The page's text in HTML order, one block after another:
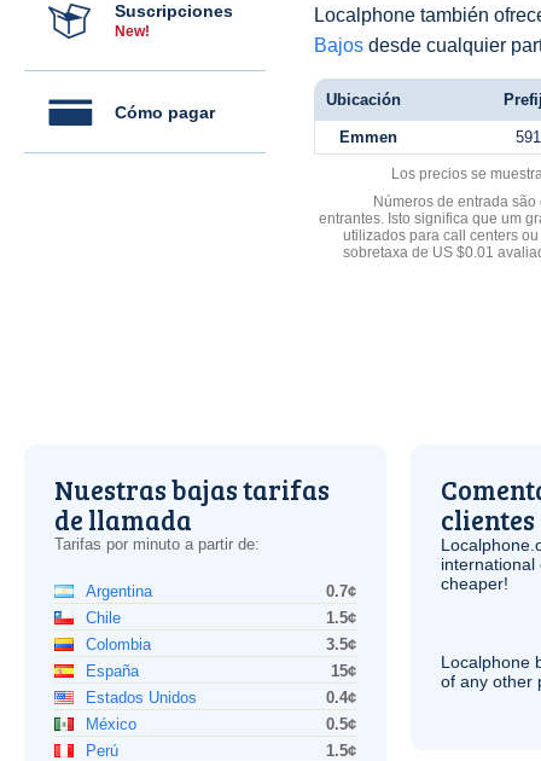
Suscripciones
New!
Cómo pagar
Localphone también
Bajos desde cualquier
Ubicación
Emmen 591
Los precios se
Números de entrada
entrantes. Isto significa que um
utilizados para call centers
sobretaxa de US $0.01
Nuestras bajas tarifas
de llamada
Tarifas por minuto a partir de:
Argentina
0.7¢
Chile
1.5¢
Colombia
3.5¢
España
15¢
Estados Unidos
0.4¢
México
0.5¢
Perú
1.5¢
clientes
international
cheaper!
Localphone
of any other